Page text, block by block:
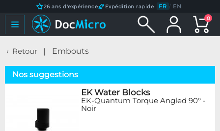
26 ans d'expérience Expédition rapide FR / EN
0
Retour Embouts
Nos suggestions
EK Water Blocks
EK-Quantum Torque Angled 90° -
Noir